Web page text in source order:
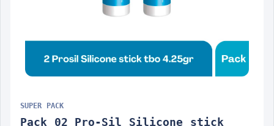
SUPER PACK
Pack 02 Pro-Sil Silicone stick